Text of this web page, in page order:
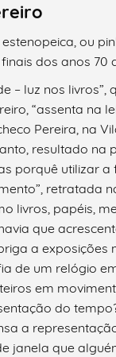
ou
dos anos 70
– luz nos
“assenta na
Pereira, na
resultado
porquê utilizar
retratada
livros, papéis,
que
a
de um relógio
em
do
a
janela que